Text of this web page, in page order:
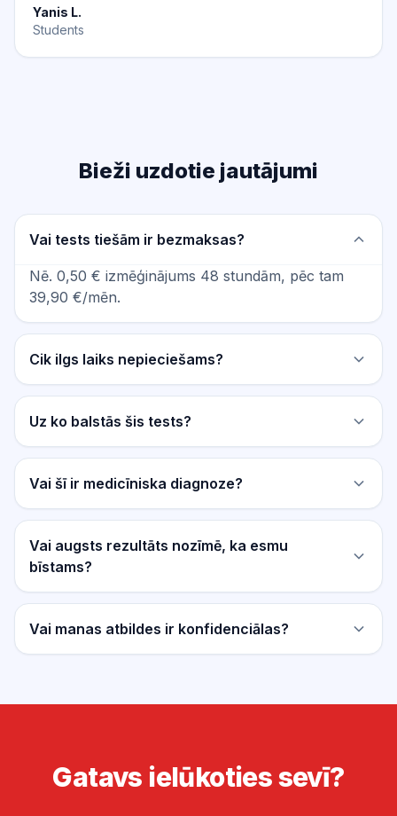
Yanis L.
Students
Bieži uzdotie jautājumi
Vai tests tiešām ir bezmaksas?
Nē. 0,50 € izmēģinājums 48 stundām, pēc tam
39,90 €/mēn.
Cik ilgs laiks nepieciešams?
Uz ko balstās šis tests?
Vai šī ir medicīniska diagnoze?
Vai augsts rezultāts nozīmē, ka esmu
bīstams?
Vai manas atbildes ir konfidenciālas?
Gatavs ielūkoties sevī?